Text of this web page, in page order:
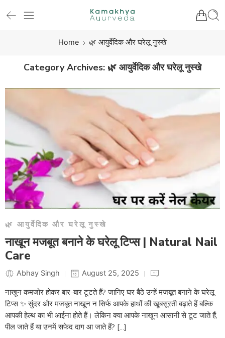
Home 🌿 आयुर्वेदिक और घरेलू नुस्खे
Category Archives: 🌿 आयुर्वेदिक और घरेलू नुस्खे
🌿 आयुर्वेदिक और घरेलू नुस्खे
नाखून मजबूत बनाने के घरेलू टिप्स | Natural Nail
Care
Abhay Singh August 25, 2025
नाखून कमजोर होकर बार-बार टूटते हैं? जानिए घर बैठे उन्हें मजबूत बनाने के घरेलू
टिप्स ✨ सुंदर और मजबूत नाखून न सिर्फ आपके हाथों की खूबसूरती बढ़ाते हैं बल्कि
आपकी हेल्थ का भी आईना होते हैं। लेकिन क्या आपके नाखून आसानी से टूट जाते हैं,
पील जाते हैं या उनमें सफेद दाग आ जाते हैं? […]